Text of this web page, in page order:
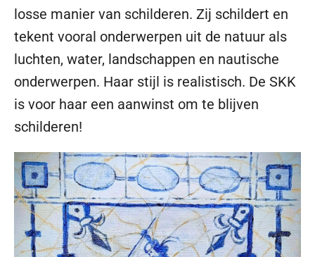
losse manier van schilderen. Zij schildert en
tekent vooral onderwerpen uit de natuur als
luchten, water, landschappen en nautische
onderwerpen. Haar stijl is realistisch. De SKK
is voor haar een aanwinst om te blijven
schilderen!